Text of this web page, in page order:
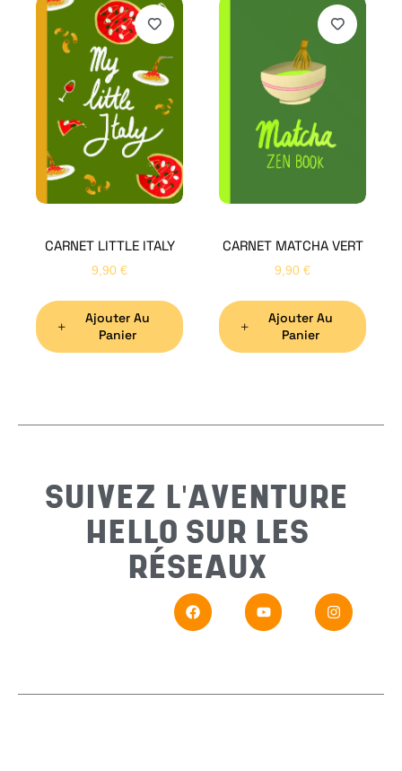
CARNET LITTLE ITALY
9,90 €
Ajouter Au
Panier
CARNET MATCHA VERT
9,90 €
Ajouter Au
Panier
SUIVEZ L'AVENTURE
HELLO SUR LES
RÉSEAUX